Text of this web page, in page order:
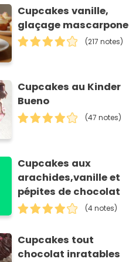
Cupcakes vanille,
glaçage mascarpone
(217 notes)
Cupcakes au Kinder
Bueno
(47 notes)
Cupcakes aux
arachides,vanille et
pépites de chocolat
(4 notes)
Cupcakes tout
chocolat inratables